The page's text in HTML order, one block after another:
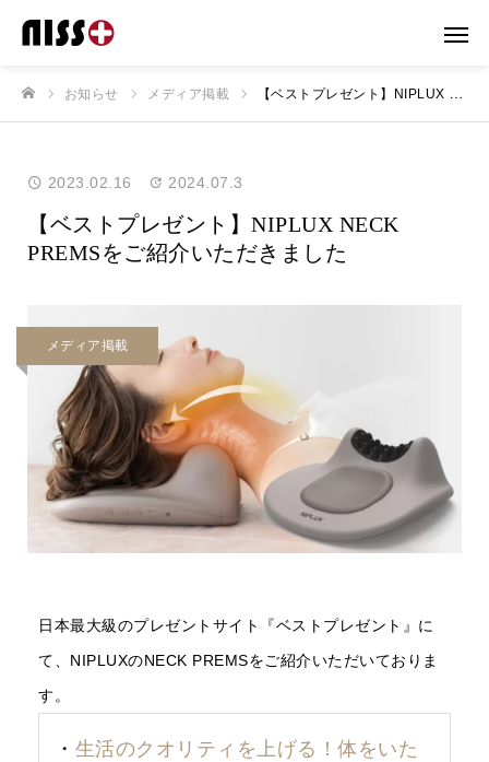
お知らせ メディア掲載 【ベストプレゼント】NIPLUX NECK PREMSをご紹介いただきました
2023.02.16 2024.07.3
【ベストプレゼント】NIPLUX NECK
PREMSをご紹介いただきました
メディア掲載
日本最大級のプレゼントサイト『ベストプレゼント』に
て、NIPLUXのNECK PREMSをご紹介いただいておりま
す。
・ 生活のクオリティを上げる！体をいた